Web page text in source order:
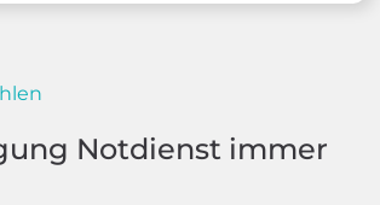
Notdienst immer